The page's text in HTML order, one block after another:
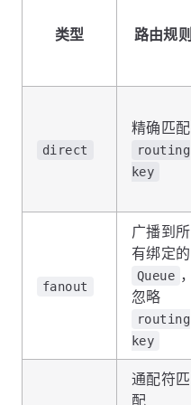
类型 路由规则
direct
精确匹配
routing
key
fanout
广播到所
有绑定的
Queue ，
忽略
routing
key
通配符匹
配